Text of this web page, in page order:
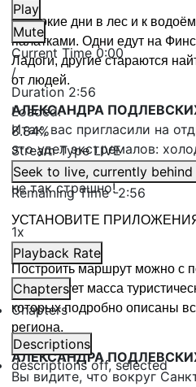
Play
Mute
Current Time 0:00
/
Duration 2:56
Loaded:
8.84%
Stream TypeLIVE
Seek to live, currently
Remaining Time-2:56
1x
Playback Rate
Chapters
Chapters
Descriptions
descriptions off, selected
В жаркие дни в лес и к
палатками. Одни едут на
Ладоги, другие стараются
от людей.
АЛЕКСАНДРА
Итак, вас пригласили на
это удел экстремалов:
дикие звери, что же
не так страшно!
УСТАНОВИТЕ
Построить маршрут можно с
Существует масса
которых подробно описаны
региона.
АЛЕКСАНДРА
Вы видите, что вокруг